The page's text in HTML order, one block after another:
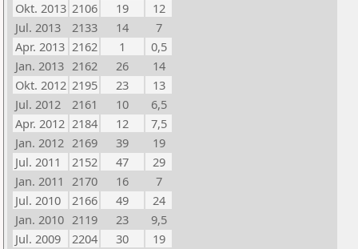
Okt. 2013 2106 19
12
Jul. 2013
2133 14
7
Apr. 2013 2162 1
0,5
Jan. 2013 2162 26
14
Okt. 2012 2195 23
13
Jul. 2012
2161 10
6,5
Apr. 2012 2184 12
7,5
Jan. 2012 2169 39
19
Jul. 2011
2152 47
29
Jan. 2011 2170 16
7
Jul. 2010
2166 49
24
Jan. 2010 2119 23
9,5
Jul. 2009
2204 30
19